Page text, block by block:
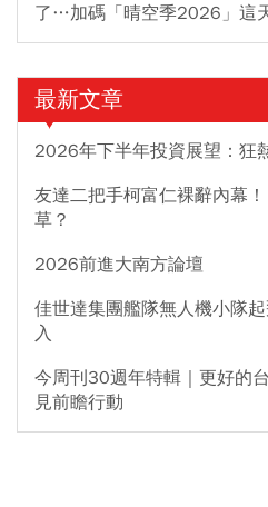
了…加碼「晴空季2026」這
最新文章
2026年下半年投資展望：狂
友達二把手柯富仁裸辭內幕
草？
2026前進大南方論壇
佳世達集團艦隊無人機小隊
入
今周刊30週年特輯｜更好的
見前瞻行動